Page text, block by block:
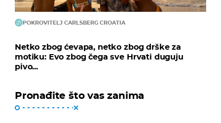
POKROVITELJ CARLSBERG CROATIA
Netko zbog ćevapa, netko zbog drške za
motiku: Evo zbog čega sve Hrvati duguju
pivo...
Pronađite što vas zanima